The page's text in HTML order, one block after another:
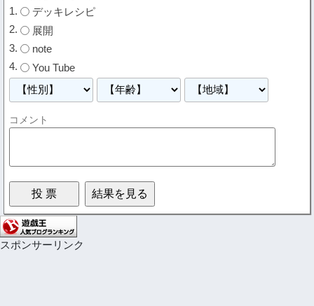
デッキレシピ
展開
note
You Tube
コメント
スポンサーリンク